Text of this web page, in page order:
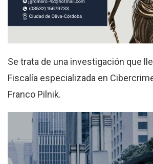
Se trata de una investigación que
Fiscalía especializada en
Franco Pilnik.